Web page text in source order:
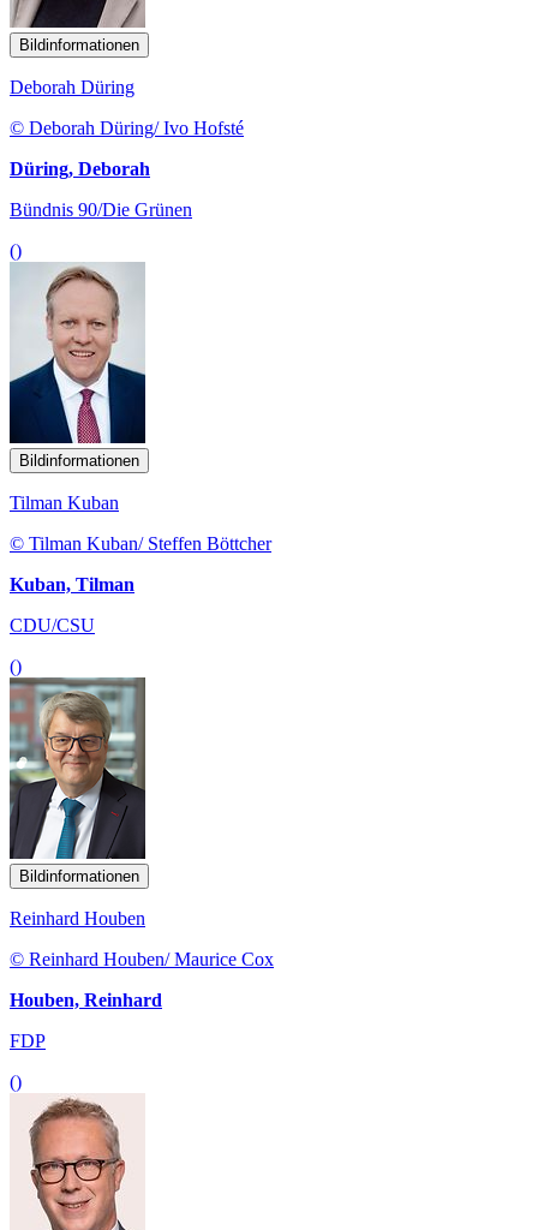
Bildinformationen
Deborah Düring
© Deborah Düring/ Ivo Hofsté
Düring, Deborah
Bündnis 90/Die Grünen
()
Bildinformationen
Tilman Kuban
© Tilman Kuban/ Steffen Böttcher
Kuban, Tilman
CDU/CSU
()
Bildinformationen
Reinhard Houben
© Reinhard Houben/ Maurice Cox
Houben, Reinhard
FDP
()